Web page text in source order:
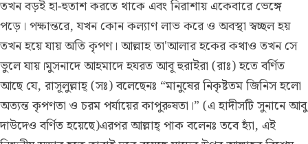
তখন বড়ই হা-হুতাশ করতে থাকে এবং নিরাশায় একেবারে ভেঙ্গে
পড়ে। পক্ষান্তরে, যখন কোন কল্যাণ লাভ করে ও অবস্থা স্বচ্ছল হয়
তখন হয়ে যায় অতি কৃপণ। আল্লাহ তা'আলার হকের কথাও তখন সে
ভুলে যায়।মুসনাদে আহমাদে হযরত আবূ হুরাইরা (রাঃ) হতে বর্ণিত
আছে যে, রাসূলুল্লাহ্ (সঃ) বলেছেনঃ “মানুষের নিকৃষ্টতম জিনিস হলো
অত্যন্ত কৃপণতা ও চরম পর্যায়ের কাপুরুষতা।” (এ হাদীসটি সুনানে আবু
দাউদেও বর্ণিত হয়েছে)এরপর আল্লাহ্ পাক বলেনঃ তবে হ্যাঁ, এই